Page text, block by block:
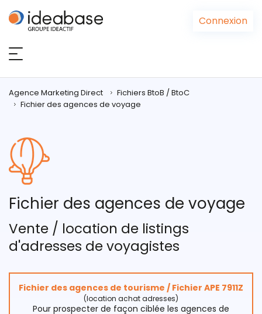
Connexion
Agence Marketing Direct
Fichiers BtoB / BtoC
Fichier des agences de voyage
Fichier des agences de voyage
Vente / location de listings
d'adresses de voyagistes
Fichier des agences de tourisme / Fichier APE 7911Z
(location achat adresses)
Pour prospecter de façon ciblée les agences de